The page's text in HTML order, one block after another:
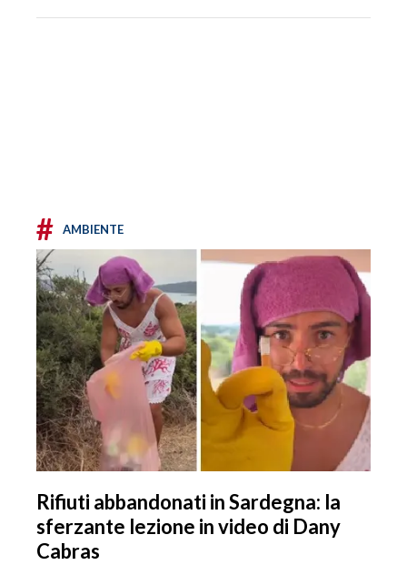
# AMBIENTE
Rifiuti abbandonati in Sardegna: la
sferzante lezione in video di Dany
Cabras